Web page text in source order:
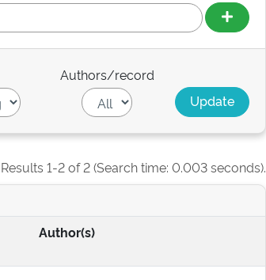
Authors/record
Results 1-2 of 2 (Search time: 0.003 seconds).
Author(s)